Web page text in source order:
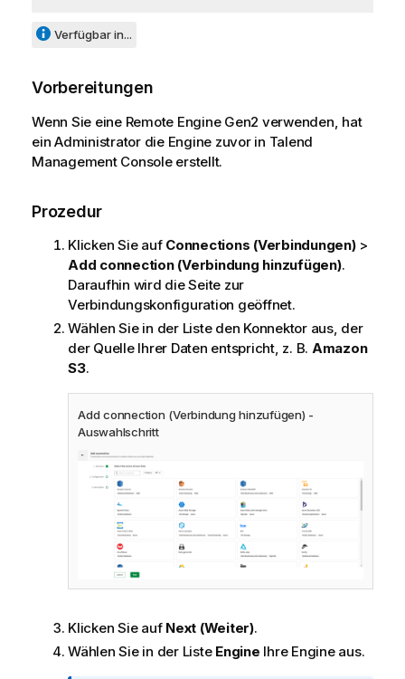
Verfügbar in...
Vorbereitungen
Wenn Sie eine Remote Engine Gen2 verwenden, hat
ein Administrator die Engine zuvor in Talend
Management Consoleerstellt.
Prozedur
Klicken Sie auf Connections (Verbindungen)>
Add connection (Verbindung hinzufügen).
Daraufhin wird die Seite zur
Verbindungskonfiguration geöffnet.
Wählen Sie in der Liste den Konnektor aus, der
der Quelle Ihrer Daten entspricht, z. B. Amazon
S3.
Add connection (Verbindung hinzufügen) -
Auswahlschritt
Klicken Sie auf Next (Weiter).
Wählen Sie in der Liste Engine Ihre Engine aus.